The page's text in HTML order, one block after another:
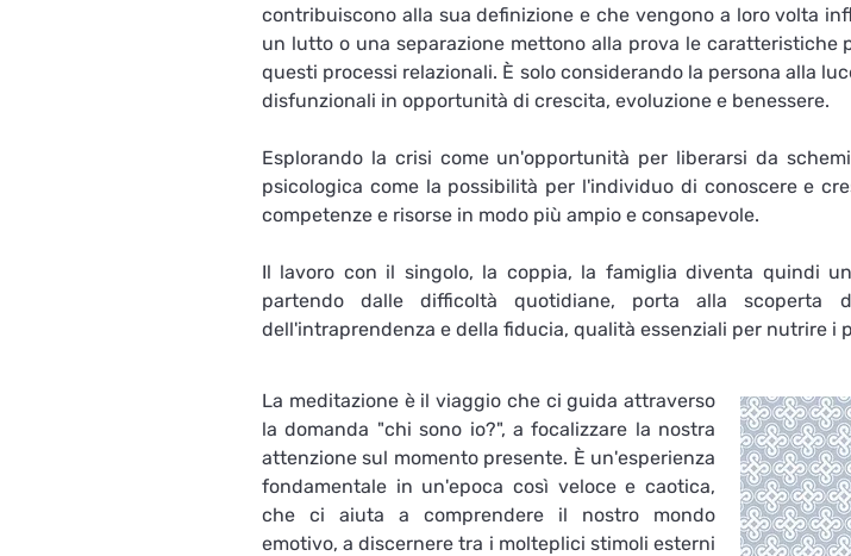
contribuiscono alla sua definizione e che vengono a loro volta
un lutto o una separazione mettono alla prova le caratteristiche
questi processi relazionali. È solo considerando la persona alla
disfunzionali in opportunità di crescita, evoluzione e benessere.
Esplorando la crisi come un'opportunità per liberarsi da
psicologica come la possibilità per l'individuo di conoscere e
competenze e risorse in modo più ampio e consapevole.
Il lavoro con il singolo, la coppia, la famiglia diventa quindi
partendo dalle difficoltà quotidiane, porta alla scoperta
dell'intraprendenza e della fiducia, qualità essenziali per nutrire i
La meditazione è il viaggio che ci guida attraverso
la domanda "chi sono io?", a focalizzare la nostra
attenzione sul momento presente. È un'esperienza
fondamentale in un'epoca così veloce e caotica,
che ci aiuta a comprendere il nostro mondo
emotivo, a discernere tra i molteplici stimoli esterni